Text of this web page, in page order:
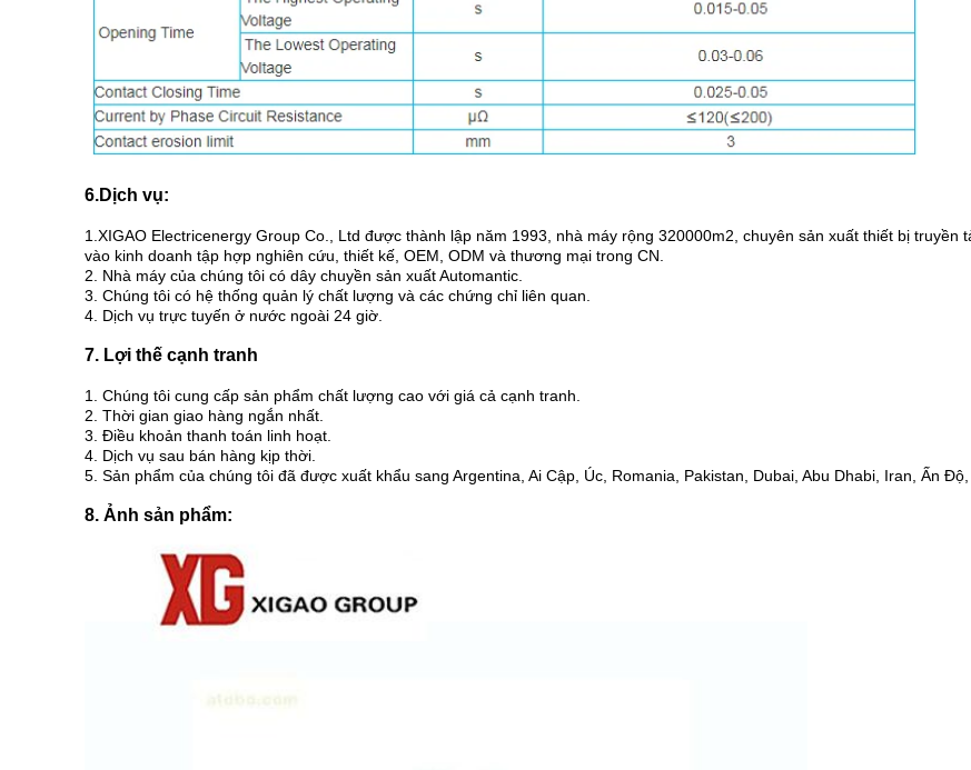
6.Dịch vụ:
1.XIGAO Electricenergy Group Co., Ltd được thành lập năm 1993, nhà máy rộng 320000m2, chuyên sản xuất thiết bị
vào kinh doanh tập hợp nghiên cứu, thiết kế, OEM, ODM và thương mại trong CN.
2. Nhà máy của chúng tôi có dây chuyền sản xuất Automantic.
3. Chúng tôi có hệ thống quản lý chất lượng và các chứng chỉ liên quan.
4. Dịch vụ trực tuyến ở nước ngoài 24 giờ.
7. Lợi thế cạnh tranh
1. Chúng tôi cung cấp sản phẩm chất lượng cao với giá cả cạnh tranh.
2. Thời gian giao hàng ngắn nhất.
3. Điều khoản thanh toán linh hoạt.
4. Dịch vụ sau bán hàng kịp thời.
5. Sản phẩm của chúng tôi đã được xuất khẩu sang Argentina, Ai Cập, Úc, Romania, Pakistan, Dubai, Abu Dhabi, Iran, Ấn
8. Ảnh sản phẩm: